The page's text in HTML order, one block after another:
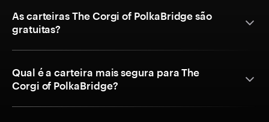
As carteiras The Corgi of PolkaBridge são
gratuitas?
Qual é a carteira mais segura para The
Corgi of PolkaBridge?